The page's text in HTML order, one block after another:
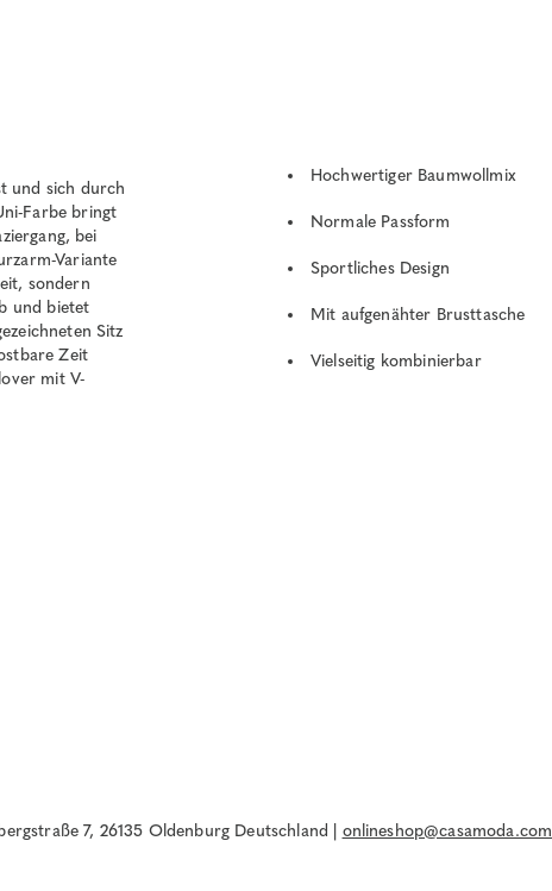
und sich durch
Farbe bringt
bei
Variante
sondern
und bietet
Sitz
Zeit
mit V-
Hochwertiger Baumwollmix
Normale Passform
Sportliches Design
Mit aufgenähter Brusttasche
Vielseitig kombinierbar
7, 26135 Oldenburg Deutschland | onlineshop@casamoda.com